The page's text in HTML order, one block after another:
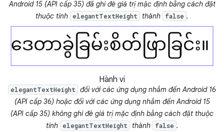
Android 15 (API cấp 35) đã ghi đè giá trị mặc định bằng cách đặt
thuộc tính
elegantTextHeight thành false .
Hành vi
elegantTextHeight
đối với các ứng dụng nhắm đến Android 16
(API cấp 36) hoặc đối với các ứng dụng nhắm đến Android 15
(API cấp 35) không ghi đè giá trị mặc định bằng cách đặt thuộc
tính
elegantTextHeight thành false .